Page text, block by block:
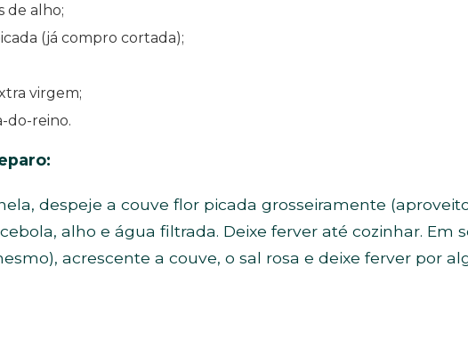
de alho;
(já compro cortada);
virgem;
do-reino.
despeje a couve flor picada grosseiramente
alho e água filtrada. Deixe ferver até cozinhar. Em
acrescente a couve, o sal rosa e deixe ferver por